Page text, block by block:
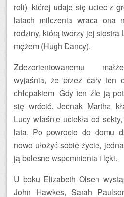
roli), której udaje się uciec z
latach milczenia wraca ona
rodziny, którą tworzy jej siostra
mężem (Hugh Dancy).
Zdezorientowanemu
wyjaśnia, że przez cały ten
chłopakiem. Gdy ten źle ją
się wrócić. Jednak Martha
Lucy właśnie uciekła od
lata. Po powrocie do domu
nowo ułożyć sobie życie,
ją bolesne wspomnienia i lęki.
U boku Elizabeth Olsen
John Hawkes, Sarah